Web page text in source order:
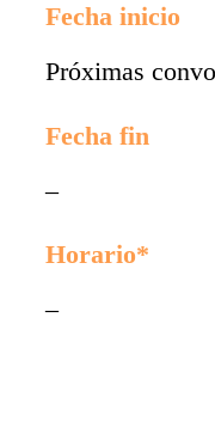
Fecha inicio
Próximas
Fecha fin
–
Horario*
–